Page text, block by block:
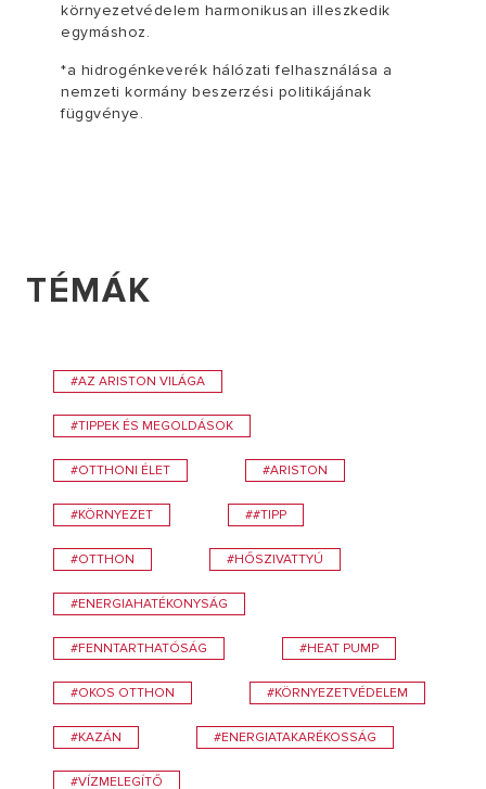
környezetvédelem harmonikusan illeszkedik
egymáshoz.
*a hidrogénkeverék hálózati felhasználása a
nemzeti kormány beszerzési politikájának
függvénye.
TÉMÁK
#AZ ARISTON VILÁGA
#TIPPEK ÉS MEGOLDÁSOK
#OTTHONI ÉLET #ARISTON
#KÖRNYEZET ##TIPP
#OTTHON #HŐSZIVATTYÚ
#ENERGIAHATÉKONYSÁG
#FENNTARTHATÓSÁG #HEAT PUMP
#OKOS OTTHON #KÖRNYEZETVÉDELEM
#KAZÁN #ENERGIATAKARÉKOSSÁG
#VÍZMELEGÍTŐ